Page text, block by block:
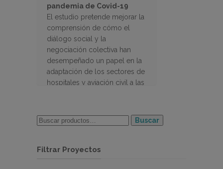
pandemia de Covid-19
El estudio pretende mejorar la
comprensión de cómo el
diálogo social y la
negociación colectiva han
desempeñado un papel en la
adaptación de los sectores de
hospitales y aviación civil a las
la UE
Buscar
Filtrar Proyectos